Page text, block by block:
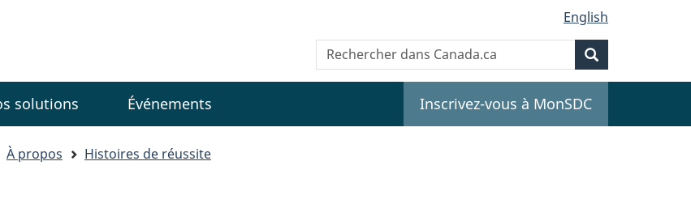
du
»
simplifiée
English
Recherche
Rechercher
dans
Canada.ca
solutions Événements Inscrivez-vous à MonSDC
À propos Histoires de réussite